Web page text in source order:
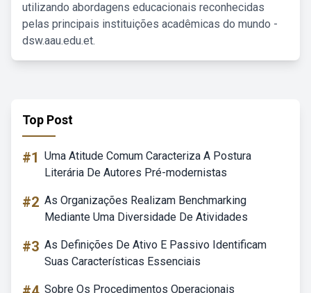
utilizando abordagens educacionais reconhecidas
pelas principais instituições acadêmicas do mundo -
dsw.aau.edu.et.
Top Post
#1 Uma Atitude Comum Caracteriza A Postura
Literária De Autores Pré-modernistas
#2 As Organizações Realizam Benchmarking
Mediante Uma Diversidade De Atividades
#3 As Definições De Ativo E Passivo Identificam
Suas Características Essenciais
Sobre Os Procedimentos Operacionais